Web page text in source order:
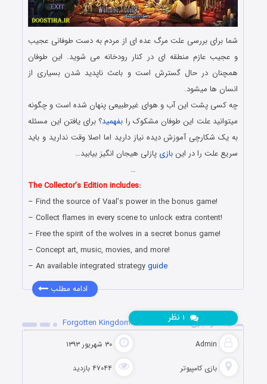
شما برای بررسی علت مرگ عده ای از مردم به دست طوفانی عجیب
و عجیب عازم منطقه ای در کنار رودخانه می شوید. این طوفان
همچنان در حال گسترش است و باعث ناپدید شدن بسیاری از
انسان ها میشود.
چه کسی پشت این آب و هوای غیرطبیعی پنهان شده است و چگونه
میتوانید علت این طوفان مشکوک را بفهمید؟ برای یافتن این مسئله
به یک شکارچی آموزش دیده نیاز دارید اما اصلا وقت ندارید و باید
سریع علت را در اینبازی پازلی هیجان انگیز بیابید…
…
The Collector’s Edition includes:
– Find the source of Vaal’s power in the bonus game!
– Collect flames in every scene to unlock extra content!
– Free the spirit of the wolves in a secret bonus game!
– Concept art, music, movies, and more!
– An available integrated strategyguide
ادامه مطلب
دانلود بازی Forgotten Kingdoms: Dream of Ruin
Admin ۳۰ شهریور ۱۳۹۳
بازی کامپیوتر ۴۷۰۴۴ بازدید
نظر